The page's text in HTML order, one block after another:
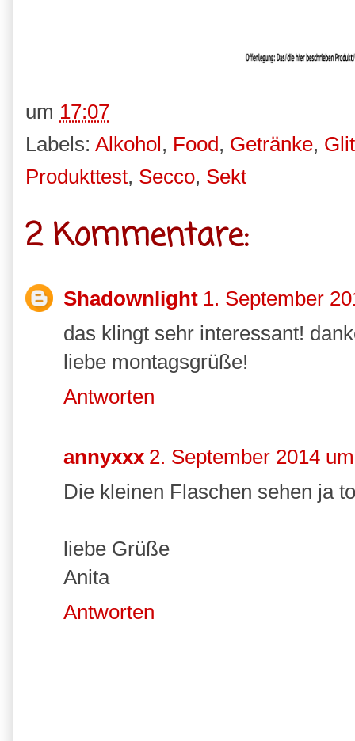
um 17:07
Labels: Alkohol, Food, Getränke,
Produkttest, Secco, Sekt
2 Kommentare:
Shadownlight 1. September
das klingt sehr interessant!
liebe montagsgrüße!
Antworten
annyxxx 2. September 2014
Die kleinen Flaschen sehen ja
liebe Grüße
Anita
Antworten